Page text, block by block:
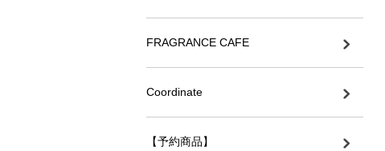
FRAGRANCE CAFE
Coordinate
【予約商品】